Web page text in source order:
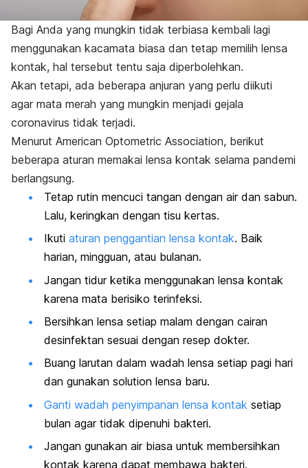
Bagi Anda yang mungkin tidak terbiasa kembali lagi
menggunakan kacamata biasa dan tetap memilih lensa
kontak, hal tersebut tentu saja diperbolehkan.
Akan tetapi, ada beberapa anjuran yang perlu diikuti
agar mata merah yang mungkin menjadi gejala
coronavirus tidak terjadi.
Menurut American Optometric Association, berikut
beberapa aturan memakai lensa kontak selama pandemi
berlangsung.
Tetap rutin mencuci tangan dengan air dan sabun.
Lalu, keringkan dengan tisu kertas.
Ikuti aturan penggantian lensa kontak. Baik
harian, mingguan, atau bulanan.
Jangan tidur ketika menggunakan lensa kontak
karena mata berisiko terinfeksi.
Bersihkan lensa setiap malam dengan cairan
desinfektan sesuai dengan resep dokter.
Buang larutan dalam wadah lensa setiap pagi hari
dan gunakan solution lensa baru.
Ganti wadah penyimpanan lensa kontak setiap
bulan agar tidak dipenuhi bakteri.
Jangan gunakan air biasa untuk membersihkan
kontak karena dapat membawa bakteri.